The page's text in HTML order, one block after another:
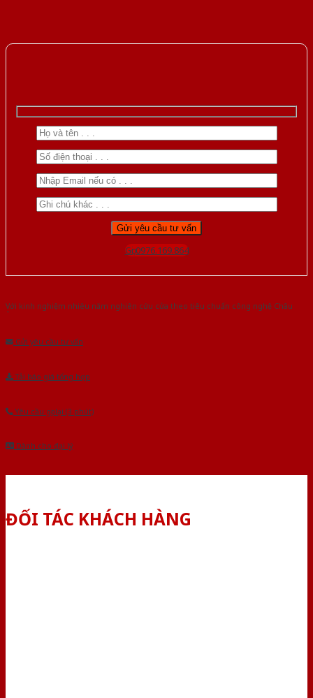
Gọi 0976.169.864
Với kinh nghiệm nhiêu năm nghiên cứu cửa theo tiêu chuẩn công nghệ Châu
Âu.Chúng tôi tự tin là nhà sản xuất & cung cấp hàng đầu tại Việt Nam!
Gửi yêu cầu tư vấn
Tải báo giá tổng hợp
Yêu cầu gọi lại (3 phút)
Dành cho đại lý
ĐỐI TÁC KHÁCH HÀNG